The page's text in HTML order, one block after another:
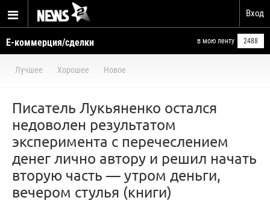
Вход
Е-коммерция/сделки в мою ленту 2488
Лучшее Хорошее Новое
Писатель Лукьяненко остался
недоволен результатом
эксперимента с перечеслением
денег лично автору и решил начать
вторую часть — утром деньги,
вечером стулья (книги)